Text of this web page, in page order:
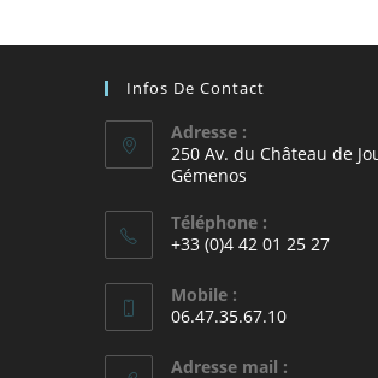
Infos De Contact
Adresse :
250 Av. du Château de
Gémenos
Téléphone :
+33 (0)4 42 01 25 27
Mobile :
06.47.35.67.10
Adresse mail :